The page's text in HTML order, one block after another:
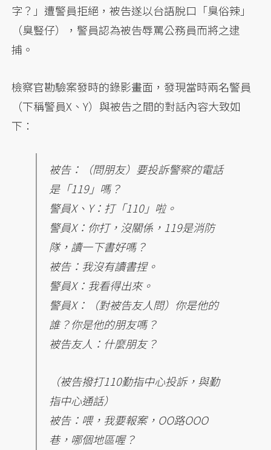
字？」遭警員拒絕，被告遂以台語脫口「臭俗辣」
（臭豎仔），警員認為被告辱罵公務員而將之逮
捕。
檢察官勘驗案發時的錄影畫面，發現當時兩名警員
（下稱警員X、Y）與被告之間的對話內容大致如
下：
被告：（問朋友）要投訴警察的電話
是「119」嗎？
警員X、Y：打「110」啦。
警員X：你打，沒關係，119是消防
隊，讀一下書好嗎？
被告：我沒有讀書捏。
警員X：我看得出來。
警員X：（對被告友人問）你是他的
誰？你是他的朋友嗎？
被告友人：什麼朋友？
（被告撥打110勤指中心投訴，與勤
指中心通話）
被告：喂，我要報案，OO路OOO
巷，哪個地區喔？